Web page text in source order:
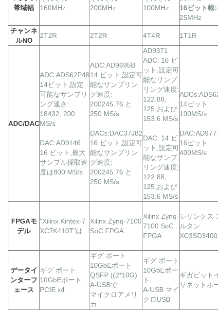
帯域幅
160MHz
200MHz
100MHz
16ビット幅:
25MHz
チャンネ
ルNO
2T2R 2T2R 4T4R 1T1R
ADC/DAC
ADC:ADS62P48
14ビット,設定
可能なサンプリ
ング速さ:
18432, 200
MS/s
DAC:AD9146
16 ビット,最大
サンプル採取速
度は800 MS/s
ADC:AD9695B
14 ビット,設定可
能なサンプリン
グ速度:
200245.76 と
250 MS/s
DACs:DAC37J82
16 ビット,設定可
能なサンプリン
グ速度:
200245.76 と
250 MS/s
AD9371
ADC: 16 ビ
ット,設定可
能なサンプ
リング速度:
122.88,
125,および
153.6 MS/s
DAC: 14 ビ
ット,設定可
能なサンプ
リング速度:
122.88,
125,および
153.6 MS/s
14ビット
100MS/s
16ビット
400MS/s
FPGAモ
デル
"Xilinx Kintex-7
XC7K410T"は
Xilinx Zynq-7100
SoC FPGA
Xilinx Zynq-
7100 SoC
FPGA
シリンクス
ルタン
データイ
ンターフ
ェース
ギグ ポート
10GbEポート
PCIE x4
ギグ ポート
10GbEポート
QSFP ((2*10G)
A-USBで
マイクロアメリ
カ
ギグ ポート
10GbEポー
ト
A-USB マイ
クロUSB
ギガビット
サネットポ